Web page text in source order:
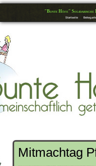
"Bunte Höfe" Solidarische
Startseite
Mitmachtag